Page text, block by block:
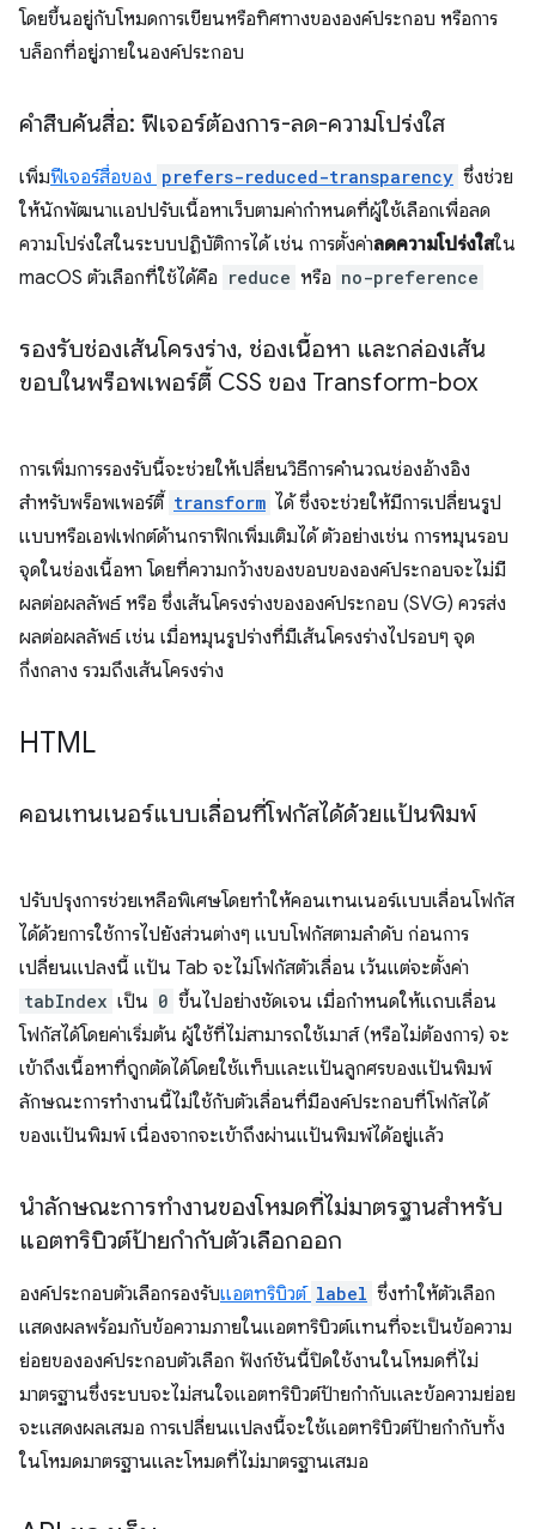
โดยขึ้นอยู่กับโหมดการเขียนหรือทิศทางขององค์ประกอบ หรือการ
บล็อกที่อยู่ภายในองค์ประกอบ
คำสืบค้นสื่อ: ฟีเจอร์ต้องการ-ลด-ความโปร่งใส
เพิ่มฟีเจอร์สื่อของ prefers-reduced-transparency ซึ่งช่วย
ให้นักพัฒนาแอปปรับเนื้อหาเว็บตามค่ากำหนดที่ผู้ใช้เลือกเพื่อลด
ความโปร่งใสในระบบปฏิบัติการได้ เช่น การตั้งค่าลดความโปร่งใสใน
macOS ตัวเลือกที่ใช้ได้คือ reduce หรือ no-preference
รองรับช่องเส้นโครงร่าง, ช่องเนื้อหา และกล่องเส้น
ขอบในพร็อพเพอร์ตี้ CSS ของ Transform-box
การเพิ่มการรองรับนี้จะช่วยให้เปลี่ยนวิธีการคำนวณช่องอ้างอิง
สำหรับพร็อพเพอร์ตี้ transform ได้ ซึ่งจะช่วยให้มีการเปลี่ยนรูป
แบบหรือเอฟเฟกต์ด้านกราฟิกเพิ่มเติมได้ ตัวอย่างเช่น การหมุนรอบ
จุดในช่องเนื้อหา โดยที่ความกว้างของขอบขององค์ประกอบจะไม่มี
ผลต่อผลลัพธ์ หรือ ซึ่งเส้นโครงร่างขององค์ประกอบ (SVG) ควรส่ง
ผลต่อผลลัพธ์ เช่น เมื่อหมุนรูปร่างที่มีเส้นโครงร่างไปรอบๆ จุด
กึ่งกลาง รวมถึงเส้นโครงร่าง
HTML
คอนเทนเนอร์แบบเลื่อนที่โฟกัสได้ด้วยแป้นพิมพ์
ปรับปรุงการช่วยเหลือพิเศษโดยทำให้คอนเทนเนอร์แบบเลื่อนโฟกัส
ได้ด้วยการใช้การไปยังส่วนต่างๆ แบบโฟกัสตามลำดับ ก่อนการ
เปลี่ยนแปลงนี้ แป้น Tab จะไม่โฟกัสตัวเลื่อน เว้นแต่จะตั้งค่า
tabIndex เป็น 0 ขึ้นไปอย่างชัดเจน เมื่อกำหนดให้แถบเลื่อน
โฟกัสได้โดยค่าเริ่มต้น ผู้ใช้ที่ไม่สามารถใช้เมาส์ (หรือไม่ต้องการ) จะ
เข้าถึงเนื้อหาที่ถูกตัดได้โดยใช้แท็บและแป้นลูกศรของแป้นพิมพ์
ลักษณะการทำงานนี้ไม่ใช้กับตัวเลื่อนที่มีองค์ประกอบที่โฟกัสได้
ของแป้นพิมพ์ เนื่องจากจะเข้าถึงผ่านแป้นพิมพ์ได้อยู่แล้ว
นำลักษณะการทำงานของโหมดที่ไม่มาตรฐานสำหรับ
แอตทริบิวต์ป้ายกำกับตัวเลือกออก
องค์ประกอบตัวเลือกรองรับแอตทริบิวต์ label ซึ่งทำให้ตัวเลือก
แสดงผลพร้อมกับข้อความภายในแอตทริบิวต์แทนที่จะเป็นข้อความ
ย่อยขององค์ประกอบตัวเลือก ฟังก์ชันนี้ปิดใช้งานในโหมดที่ไม่
มาตรฐานซึ่งระบบจะไม่สนใจแอตทริบิวต์ป้ายกำกับและข้อความย่อย
จะแสดงผลเสมอ การเปลี่ยนแปลงนี้จะใช้แอตทริบิวต์ป้ายกำกับทั้ง
ในโหมดมาตรฐานและโหมดที่ไม่มาตรฐานเสมอ